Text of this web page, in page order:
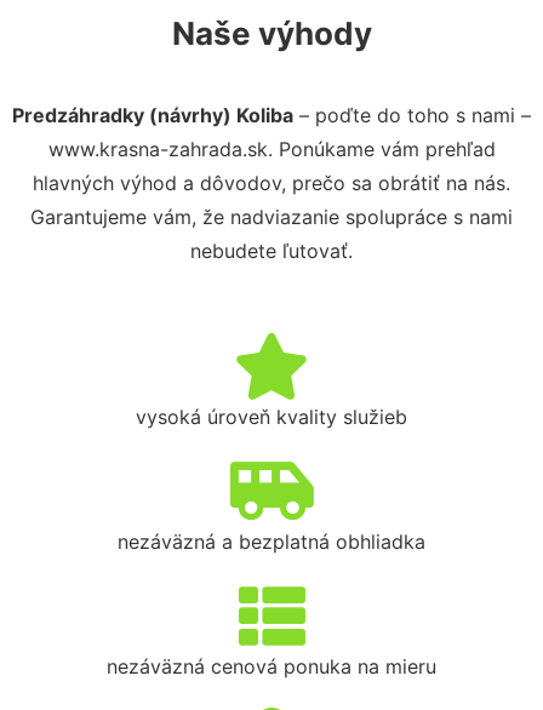
Naše výhody
Predzáhradky (návrhy) Koliba – poďte do toho s nami –
www.krasna-zahrada.sk. Ponúkame vám prehľad
hlavných výhod a dôvodov, prečo sa obrátiť na nás.
Garantujeme vám, že nadviazanie spolupráce s nami
nebudete ľutovať.
vysoká úroveň kvality služieb
nezáväzná a bezplatná obhliadka
nezáväzná cenová ponuka na mieru